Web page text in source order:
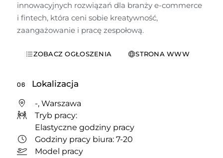
innowacyjnych rozwiązań dla branży e-commerce
i fintech, która ceni sobie kreatywność,
zaangażowanie i pracę zespołową.
ZOBACZ OGŁOSZENIA STRONA WWW
06 Lokalizacja
-, Warszawa
Tryb pracy:
Elastyczne godziny pracy
Godziny pracy biura: 7-20
Model pracy